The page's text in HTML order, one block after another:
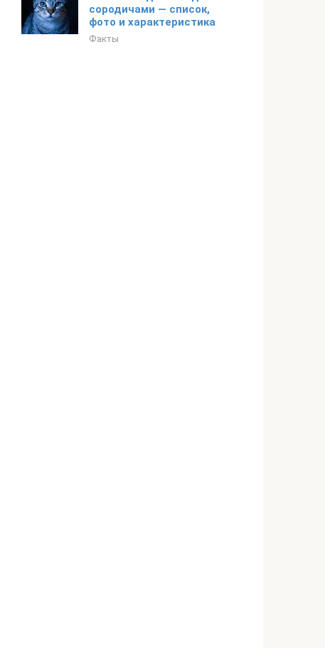
сородичами — список,
фото и характеристика
Факты